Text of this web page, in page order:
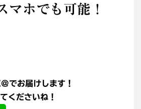
マホでも可能！
でお届けします！
くださいね！